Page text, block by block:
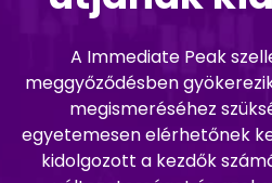
A Immediate Peak
meggyőződésben
megismeréséhez
egyetemesen elérhetőnek
kidolgozott a kezdők